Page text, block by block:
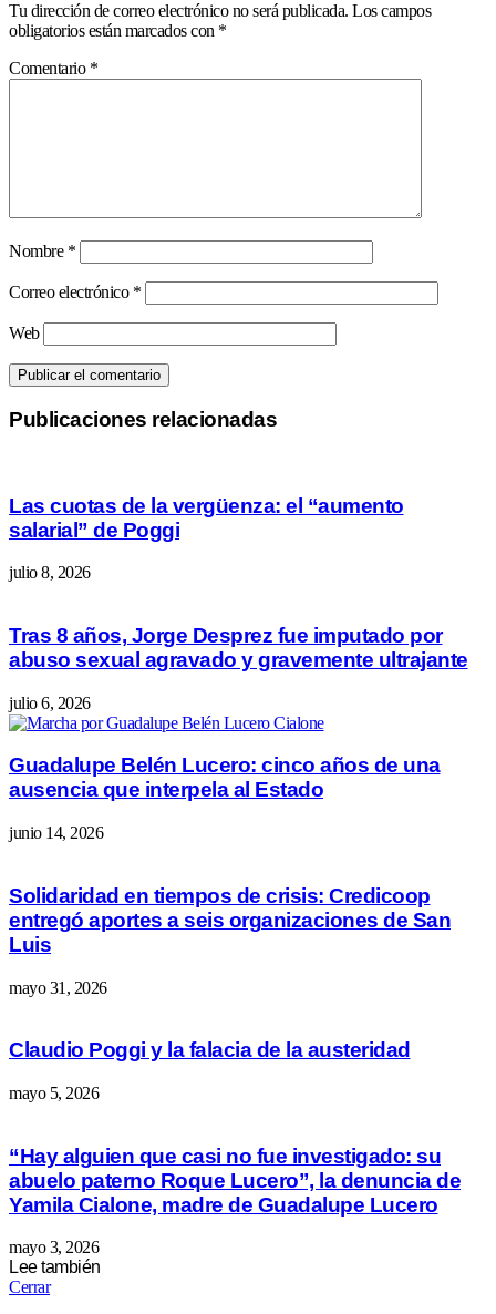
Tu dirección de correo electrónico no será publicada. Los campos
obligatorios están marcados con *
Comentario *
Nombre *
Correo electrónico *
Web
Publicaciones relacionadas
Las cuotas de la vergüenza: el “aumento
salarial” de Poggi
julio 8, 2026
Tras 8 años, Jorge Desprez fue imputado por
abuso sexual agravado y gravemente ultrajante
julio 6, 2026
Guadalupe Belén Lucero: cinco años de una
ausencia que interpela al Estado
junio 14, 2026
Solidaridad en tiempos de crisis: Credicoop
entregó aportes a seis organizaciones de San
Luis
mayo 31, 2026
Claudio Poggi y la falacia de la austeridad
mayo 5, 2026
“Hay alguien que casi no fue investigado: su
abuelo paterno Roque Lucero”, la denuncia de
Yamila Cialone, madre de Guadalupe Lucero
mayo 3, 2026
Lee también
Cerrar